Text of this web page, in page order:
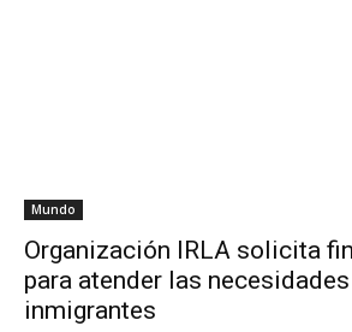
Mundo
Organización IRLA solicita
para atender las
inmigrantes